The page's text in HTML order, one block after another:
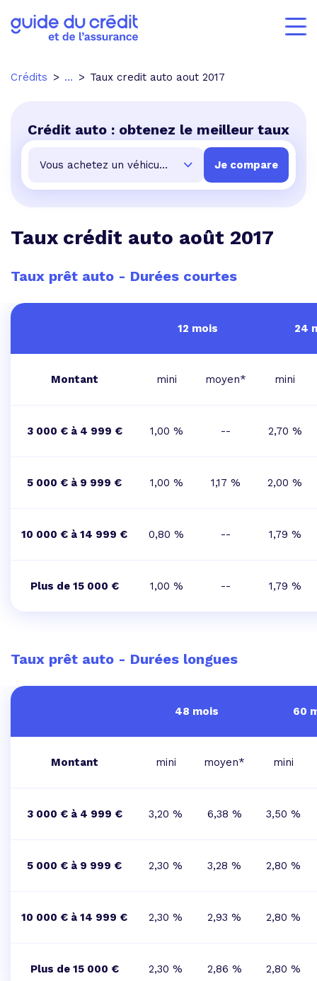
Crédits ... Taux credit auto aout 2017
Crédit auto : obtenez le meilleur taux
Taux crédit auto août 2017
Taux prêt auto - Durées courtes
12 mois 24
Montant mini moyen* mini
3 000 € à 4 999 € 1,00 % -- 2,70 %
5 000 € à 9 999 € 1,00 % 1,17 % 2,00 %
10 000 € à 14 999 € 0,80 % -- 1,79 %
Plus de 15 000 € 1,00 % -- 1,79 %
Taux prêt auto - Durées longues
48 mois 60
Montant mini moyen* mini
3 000 € à 4 999 € 3,20 % 6,38 % 3,50 %
5 000 € à 9 999 € 2,30 % 3,28 % 2,80 %
10 000 € à 14 999 € 2,30 % 2,93 % 2,80 %
Plus de 15 000 € 2,30 % 2,86 % 2,80 %